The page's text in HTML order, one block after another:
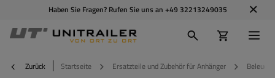
Haben Sie Fragen? Rufen Sie uns an +49 32213249035
Zurück Startseite Ersatzteile und Zubehör für Anhänger